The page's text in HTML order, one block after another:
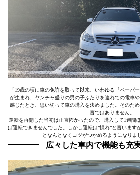
「19歳の頃に車の免許を取って以来、いわゆる『ペーパ
が生まれ、ヤンチャ盛りの男の子ふたりを連れての電車
感じたとき、思い切って車の購入を決めました。そのた
言ではありません。
運転を再開した当初は正直怖かったので、購入して1週間
ば運転できませんでした。しかし運転は”慣れ”と言います
となんとなくコツがつかめるようになりま
広々した車内で機能も充